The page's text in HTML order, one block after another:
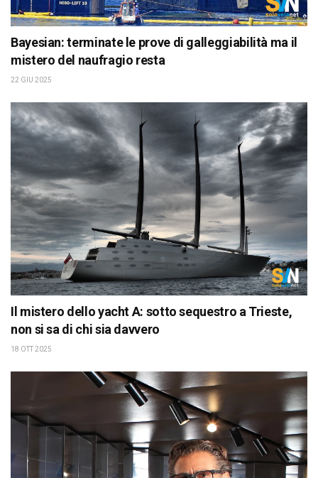
Bayesian: terminate le prove di galleggiabilità ma il
mistero del naufragio resta
22 GIU 2025
Il mistero dello yacht A: sotto sequestro a Trieste,
non si sa di chi sia davvero
18 OTT 2025